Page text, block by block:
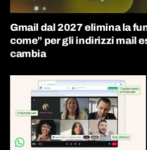
Gmail dal 2027 elimina la
come” per gli indirizzi mail
cambia